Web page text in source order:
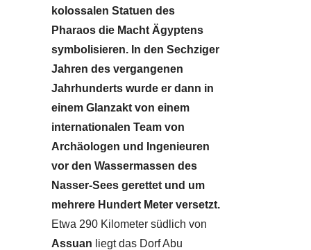
kolossalen Statuen des
Pharaos die Macht Ägyptens
symbolisieren. In den Sechziger
Jahren des vergangenen
Jahrhunderts wurde er dann in
einem Glanzakt von einem
internationalen Team von
Archäologen und Ingenieuren
vor den Wassermassen des
Nasser-Sees gerettet und um
mehrere Hundert Meter versetzt.
Etwa 290 Kilometer südlich von
Assuan liegt das Dorf Abu